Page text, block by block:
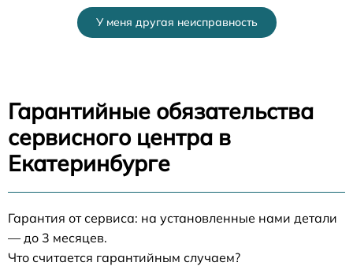
У меня другая неисправность
Гарантийные обязательства
сервисного центра в
Екатеринбурге
Гарантия от сервиса: на установленные нами детали
— до 3 месяцев.
Что считается гарантийным случаем?